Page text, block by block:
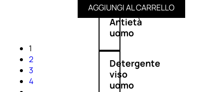
Antietà
uomo
Detergente
viso
uomo
AGGIUNGI AL CARRELLO
1
2
3
4